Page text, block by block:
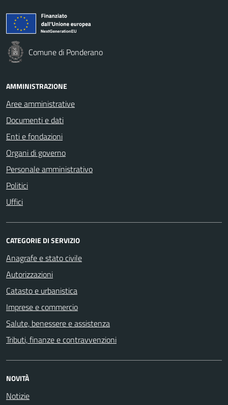
Comune di Ponderano
AMMINISTRAZIONE
Aree amministrative
Documenti e dati
Enti e fondazioni
Organi di governo
Personale amministrativo
Politici
Uffici
CATEGORIE DI SERVIZIO
Anagrafe e stato civile
Autorizzazioni
Catasto e urbanistica
Imprese e commercio
Salute, benessere e assistenza
Tributi, finanze e contravvenzioni
NOVITÀ
Notizie